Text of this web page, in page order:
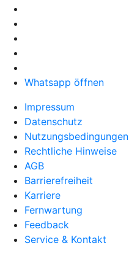
Whatsapp öffnen
Impressum
Datenschutz
Nutzungsbedingungen
Rechtliche Hinweise
AGB
Barrierefreiheit
Karriere
Fernwartung
Feedback
Service & Kontakt